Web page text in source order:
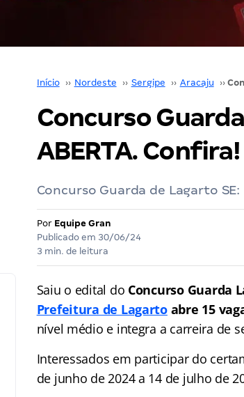
Início ›› Nordeste ›› Sergipe ›› Aracaju ››
Concurso
ABERTA. Confira!
Concurso Guarda de Lagarto
Por Equipe Gran
Publicado em 30/06/24
3 min. de leitura
Saiu o edital do Concurso Guarda
Prefeitura de Lagartoabre 15
nível médio e integra a carreira de
Interessados em participar do
de junho de 2024 a 14 de julho de